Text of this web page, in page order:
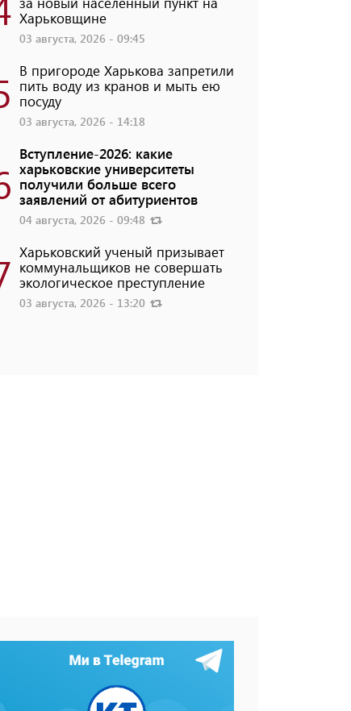
Харьковщине
03 августа, 2026 - 09:45
В пригороде Харькова запретили
пить воду из кранов и мыть ею
посуду
03 августа, 2026 - 14:18
Вступление-2026: какие
харьковские университеты
получили больше всего
заявлений от абитуриентов
04 августа, 2026 - 09:48
Харьковский ученый призывает
коммунальщиков не совершать
экологическое преступление
03 августа, 2026 - 13:20